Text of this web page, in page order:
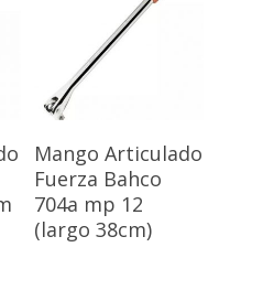
Mango Articulado
Fuerza Bahco
704a mp 12
(largo 38cm)